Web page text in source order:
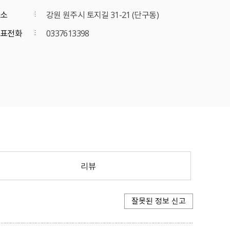
강원 원주시 토지길 31-21 (단구동)
전화
0337613398
리뷰
잘못된 정보 신고